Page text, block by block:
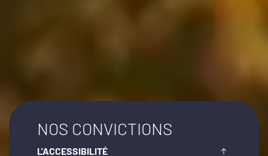
NOS CONVICTIONS
L'ACCESSIBILITÉ